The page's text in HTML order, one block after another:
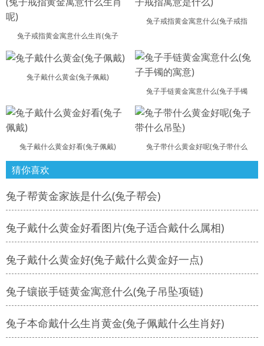
兔子戒指黄金寓意什么生肖(兔子
兔子戒指黄金寓意什么(兔子戒指
兔子戴什么黄金(兔子佩戴)
兔子手链黄金寓意什么(兔子手镯
兔子戴什么黄金好看(兔子佩戴) 兔子带什么黄金好呢(兔子带什么
猜你喜欢
兔子帮黄金家族是什么(兔子帮会)
兔子戴什么黄金好看图片(兔子适合戴什么属相)
兔子戴什么黄金好(兔子戴什么黄金好一点)
兔子镶嵌手链黄金寓意什么(兔子吊坠项链)
兔子本命戴什么生肖黄金(兔子佩戴什么生肖好)